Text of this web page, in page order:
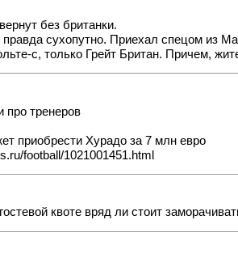
без британки.
сухопутно. Приехал спецом из
с, только Грейт Британ. Причем,
про тренеров
приобрести Хурадо за 7 млн евро
football/1021001451.html
квоте вряд ли стоит